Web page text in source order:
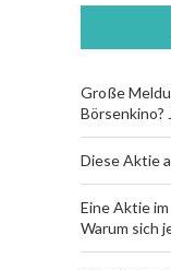
Große
Börsenkino?
Diese Aktie
Eine Aktie
Warum sich